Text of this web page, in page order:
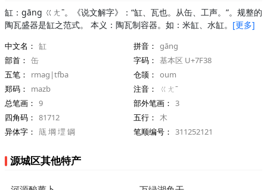
缸：gāng ㄍㄤˉ。《说文解字》：“缸、瓦也。从缶、工声。”。规整的
陶瓦盛器是缸之范式。 本义：陶瓦制容器。如：米缸、水缸。 [更多]
中文名： 缸 拼音： gāng
部首： 缶 字码： 基本区 U+7F38
五笔：
rmag|tfba 仓颉： oum
郑码：
mazb 注音：
ㄍㄤˉ
总笔画： 9 部外笔画： 3
四角码： 81712 五行： 木
异体字：
㼚 堈 堽 罁 笔顺编号： 311252121
源城区其他特产